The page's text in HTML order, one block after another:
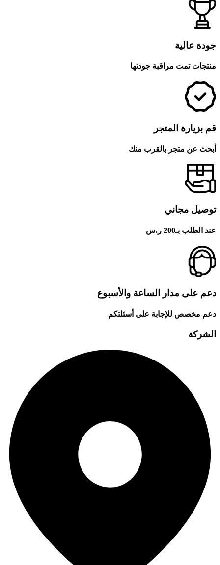
جودة عالية
منتجات تمت مراقبة جودتها
قم بزيارة المتجر
أبحث عن متجر بالقرب منك
توصيل مجاني
عند الطلب بـ200 ر.س
دعم على مدار الساعة والأسبوع
دعم مخصص للإجابة على أسئلتكم
الشركة